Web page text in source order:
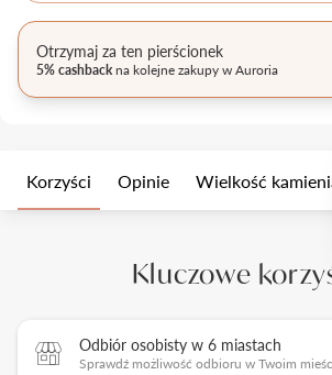
Otrzymaj za ten pierścionek
5% cashbackna kolejne zakupy w Auroria
Korzyści Opinie Wielkość
Kluczowe
Odbiór osobisty w 6 miastach
Sprawdź możliwość odbioru w Twoim